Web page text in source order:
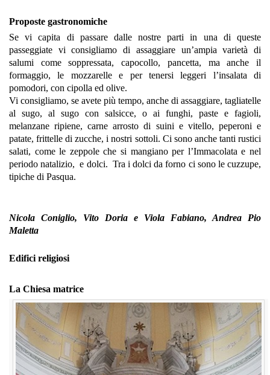
Proposte gastronomiche
Se vi capita di passare dalle nostre parti in una di queste
passeggiate vi consigliamo di assaggiare un’ampia varietà di
salumi come soppressata, capocollo, pancetta, ma anche il
formaggio, le mozzarelle e per tenersi leggeri l’insalata di
pomodori, con cipolla ed olive.
Vi consigliamo, se avete più tempo, anche di assaggiare, tagliatelle
al sugo, al sugo con salsicce, o ai funghi, paste e fagioli,
melanzane ripiene, carne arrosto di suini e vitello, peperoni e
patate, frittelle di zucche, i nostri sottoli. Ci sono anche tanti rustici
salati, come le zeppole che si mangiano per l’Immacolata e nel
periodo natalizio, e dolci. Tra i dolci da forno ci sono le cuzzupe,
tipiche di Pasqua.
Nicola Coniglio, Vito Doria e Viola Fabiano, Andrea Pio
Maletta
Edifici religiosi
La Chiesa matrice